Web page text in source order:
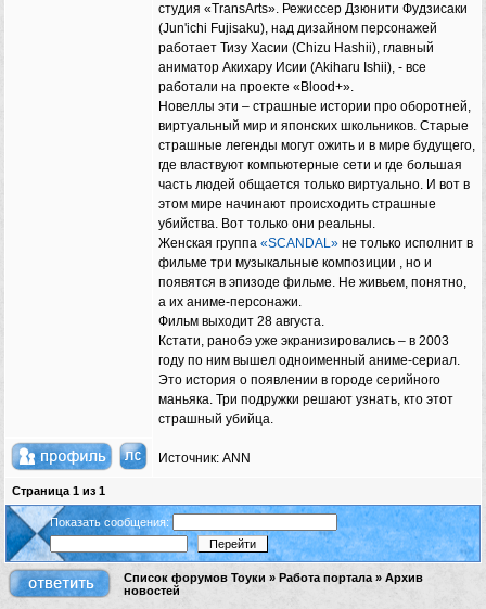
студия «TransArts». Режиссер Дзюнити Фудзисаки
(Jun'ichi Fujisaku), над дизайном персонажей
работает Тизу Хасии (Chizu Hashii), главный
аниматор Акихару Исии (Akiharu Ishii), - все
работали на проекте «Blood+».
Новеллы эти – страшные истории про оборотней,
виртуальный мир и японских школьников. Старые
страшные легенды могут ожить и в мире будущего,
где властвуют компьютерные сети и где большая
часть людей общается только виртуально. И вот в
этом мире начинают происходить страшные
убийства. Вот только они реальны.
Женская группа «SCANDAL» не только исполнит в
фильме три музыкальные композиции , но и
появятся в эпизоде фильме. Не живьем, понятно,
а их аниме-персонажи.
Фильм выходит 28 августа.
Кстати, ранобэ уже экранизировались – в 2003
году по ним вышел одноименный аниме-сериал.
Это история о появлении в городе серийного
маньяка. Три подружки решают узнать, кто этот
страшный убийца.
Источник: ANN
Страница 1 из 1
Показать сообщения:
Список форумов Тоуки » Работа портала » Архив
новостей